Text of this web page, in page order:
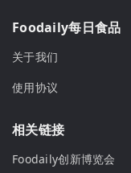
Foodaily每日食品
关于我们
使用协议
相关链接
Foodaily创新博览会